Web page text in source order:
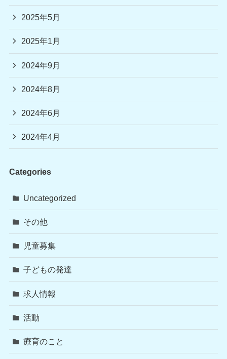
2025年5月
2025年1月
2024年9月
2024年8月
2024年6月
2024年4月
Categories
Uncategorized
その他
児童募集
子どもの発達
求人情報
活動
療育のこと